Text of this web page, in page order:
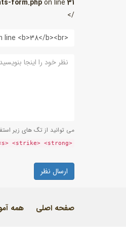
form.phpon line31
/>
می توانید از تگ های زیر
<a href="" title=""> <abbr title=""> <acronym title=""> <b> <blockquote cite=""> <cite> <code> <del datetime=""> <em> <i> <q cite=""> <s> <strike> <strong>
صفحه اصلی همه